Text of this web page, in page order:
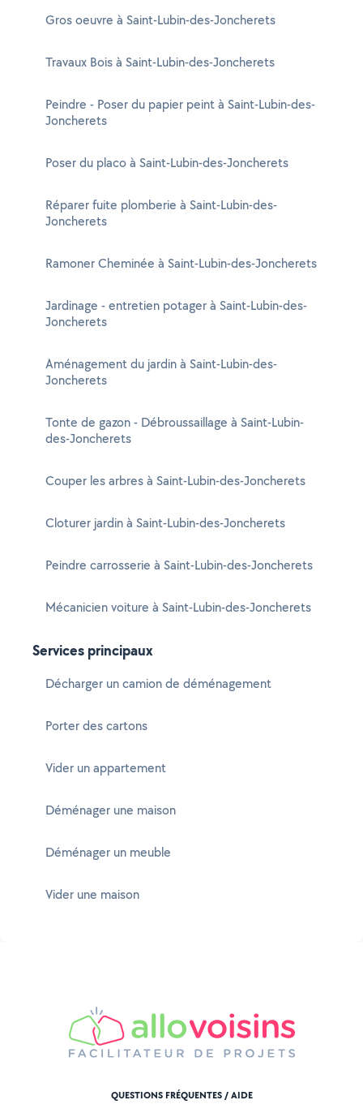
Gros oeuvre à Saint-Lubin-des-Joncherets
Travaux Bois à Saint-Lubin-des-Joncherets
Peindre - Poser du papier peint à Saint-Lubin-des-
Joncherets
Poser du placo à Saint-Lubin-des-Joncherets
Réparer fuite plomberie à Saint-Lubin-des-
Joncherets
Ramoner Cheminée à Saint-Lubin-des-Joncherets
Jardinage - entretien potager à Saint-Lubin-des-
Joncherets
Aménagement du jardin à Saint-Lubin-des-
Joncherets
Tonte de gazon - Débroussaillage à Saint-Lubin-
des-Joncherets
Couper les arbres à Saint-Lubin-des-Joncherets
Cloturer jardin à Saint-Lubin-des-Joncherets
Peindre carrosserie à Saint-Lubin-des-Joncherets
Mécanicien voiture à Saint-Lubin-des-Joncherets
Services principaux
Décharger un camion de déménagement
Porter des cartons
Vider un appartement
Déménager une maison
Déménager un meuble
Vider une maison
QUESTIONS FRÉQUENTES / AIDE